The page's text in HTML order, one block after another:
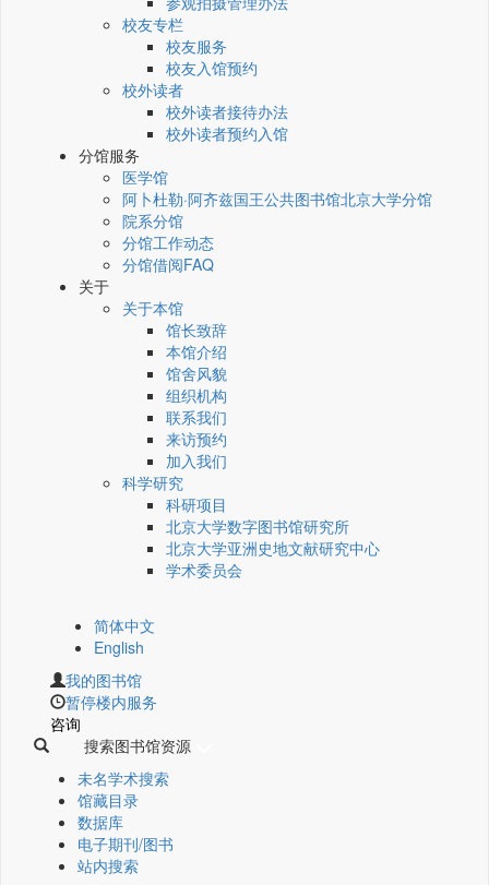
校友专栏
校友服务
校友入馆预约
校外读者
校外读者接待办法
校外读者预约入馆
分馆服务
医学馆
阿卜杜勒·阿齐兹国王公共图书馆北京大学分馆
院系分馆
分馆工作动态
分馆借阅FAQ
关于
关于本馆
馆长致辞
本馆介绍
馆舍风貌
组织机构
联系我们
来访预约
加入我们
科学研究
科研项目
北京大学数字图书馆研究所
北京大学亚洲史地文献研究中心
学术委员会
简体中文
English
我的图书馆
暂停楼内服务
咨询
搜索图书馆资源
未名学术搜索
馆藏目录
数据库
电子期刊/图书
站内搜索